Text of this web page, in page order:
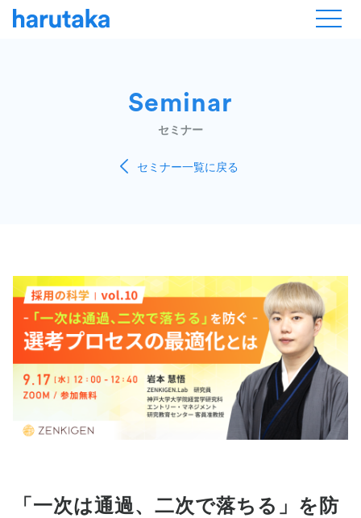
Seminar
セミナー
セミナー一覧に戻る
「一次は通過、二次で落ちる」を防